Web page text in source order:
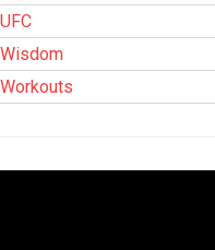
UFC
Wisdom
Workouts